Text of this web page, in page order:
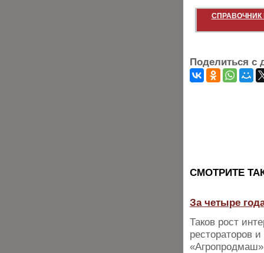
СПРАВОЧНИК
Поделиться с
CМОТРИТЕ
За четыре
Таков рост
рестораторов
«Агропродмаш»